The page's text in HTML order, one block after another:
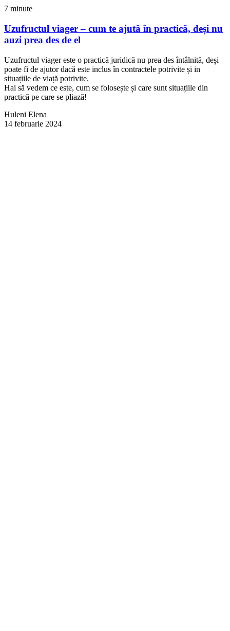
7 minute
Uzufructul viager – cum te ajută în practică, deși nu
auzi prea des de el
Uzufructul viager este o practică juridică nu prea des întâlnită, deși
poate fi de ajutor dacă este inclus în contractele potrivite și in
situațiile de viață potrivite.
Hai să vedem ce este, cum se folosește și care sunt situațiile din
practică pe care se pliază!
Huleni Elena
14 februarie 2024